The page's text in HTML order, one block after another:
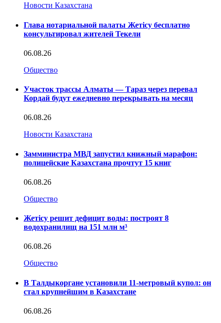
Новости Казахстана
Глава нотариальной палаты Жетісу бесплатно
консультировал жителей Текели
06.08.26
Общество
Участок трассы Алматы — Тараз через перевал
Кордай будут ежедневно перекрывать на месяц
06.08.26
Новости Казахстана
Замминистра МВД запустил книжный марафон:
полицейские Казахстана прочтут 15 книг
06.08.26
Общество
Жетісу решит дефицит воды: построят 8
водохранилищ на 151 млн м³
06.08.26
Общество
В Талдыкоргане установили 11-метровый купол: он
стал крупнейшим в Казахстане
06.08.26